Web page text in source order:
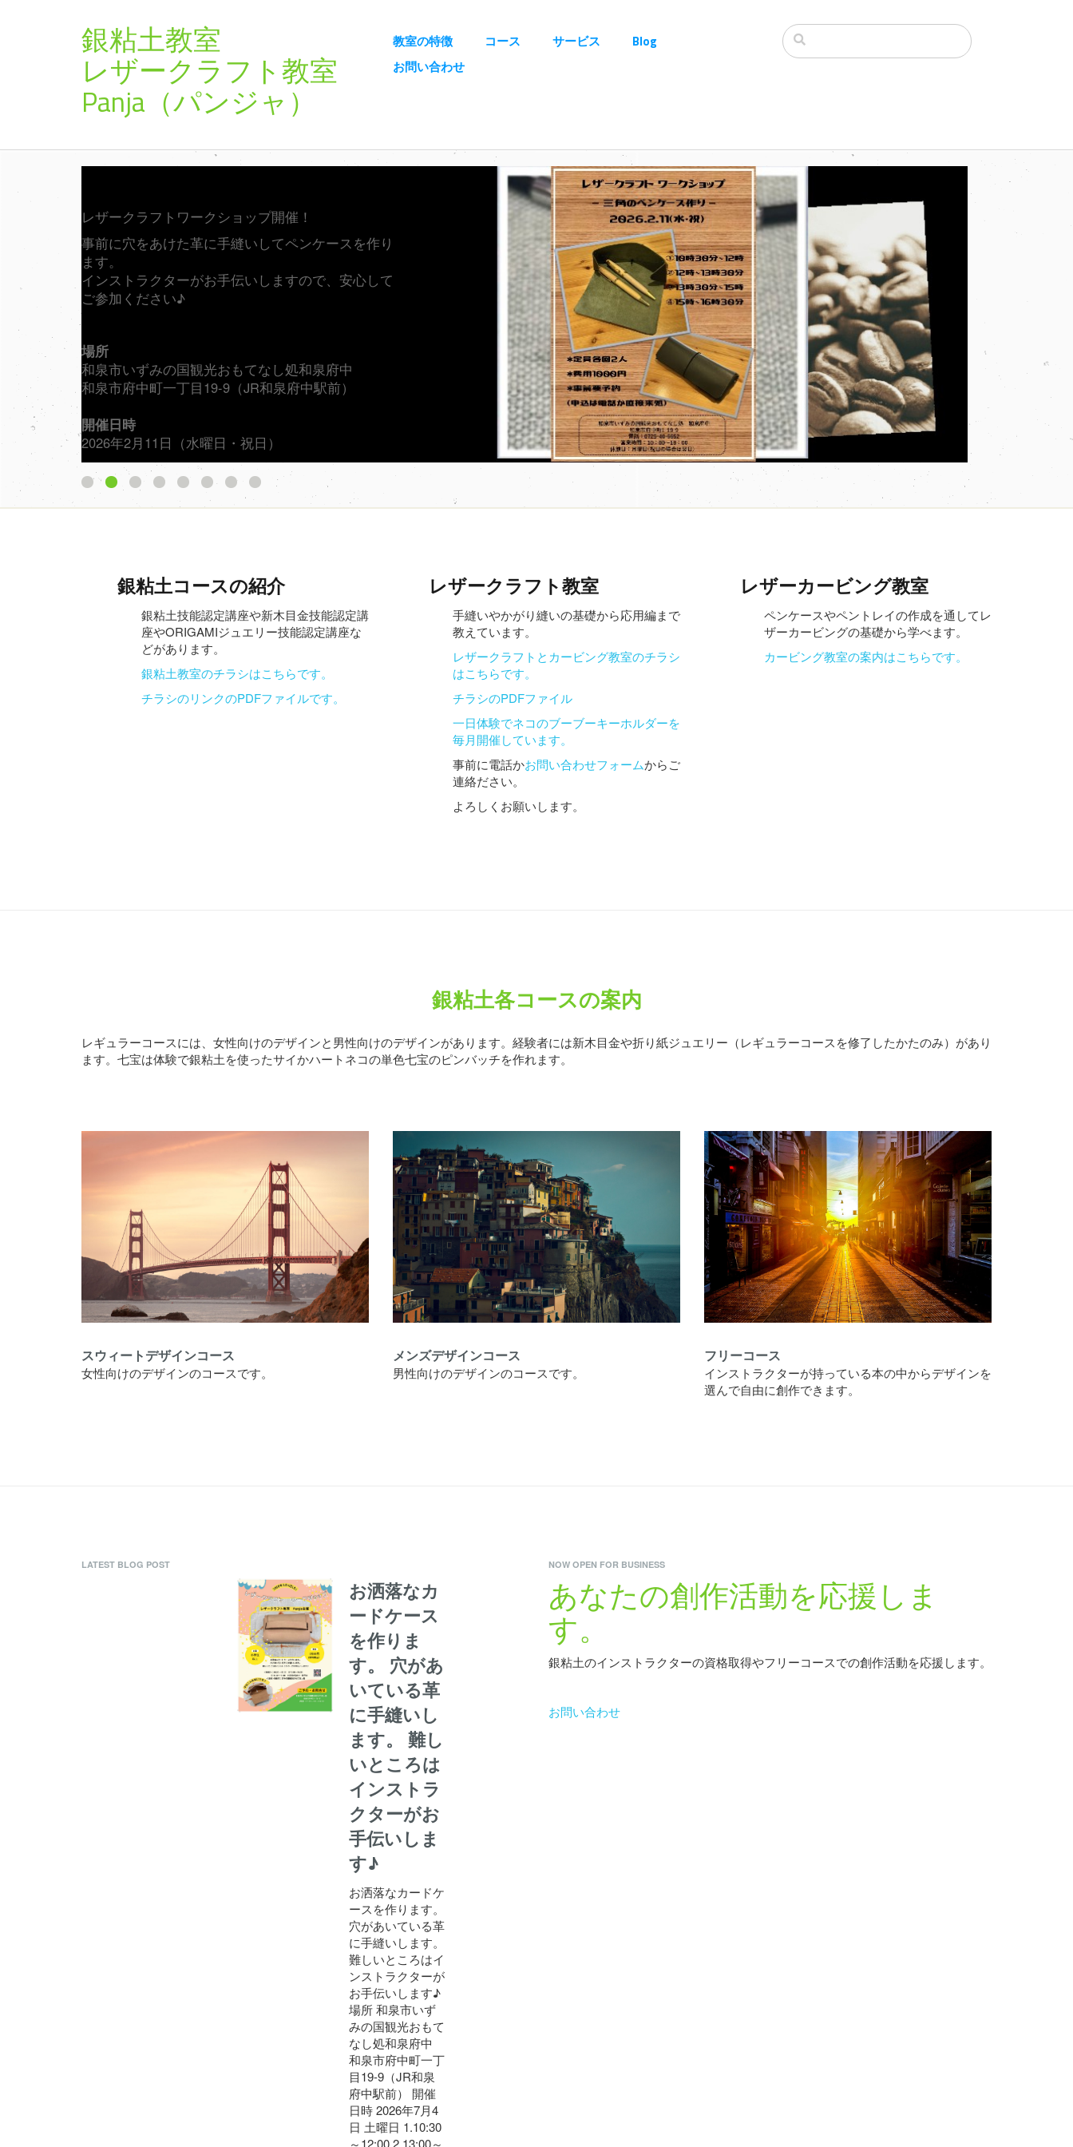
銀粘土教室
レザークラフト教室
Panja（パンジャ）
教室の特徴 コース サービス
Blog
お問い合わせ
場所
レザークラフトワークショップ開催！
事前に穴をあけた革に手縫いしてペンケースを作り
ます。
インストラクターがお手伝いしますので、安心して
ご参加ください♪
場所
和泉市いずみの国観光おもてなし処和泉府中
和泉市府中町一丁目19-9（JR和泉府中駅前）
開催日時
2026年2月11日（水曜日・祝日）
10時30分～12時
12時～13時30分
13時30分～15時
小学生以上
1000円（材料費込み）
電話（0725-40-5552）もしくは直接来処にて受付
1 2 3 4 5 8
銀粘⼟コースの紹介
銀粘⼟技能認定講座や新⽊目⾦技能認定講
座やORIGAMIジュエリー技能認定講座な
どがあります。
銀粘土教室のチラシはこちらです。
チラシのリンクのPDFファイルです。
レザークラフト教室
手縫いやかがり縫いの基礎から応用編まで
教えています。
レザークラフトとカービング教室のチラシ
はこちらです。
チラシのPDFファイル
一日体験でネコのブーブーキーホルダーを
毎月開催しています。
事前に電話かお問い合わせフォームからご
連絡ださい。
よろしくお願いします。
レザーカービング教室
ペンケースやペントレイの作成を通してレ
ザーカービングの基礎から学べます。
カービング教室の案内はこちらです。
銀粘土各コースの案内
レギュラーコースには、女性向けのデザインと男性向けのデザインがあります。経験者には新木目金や折り紙ジュエリー（レギュラーコースを修了したかたのみ）があり
ます。七宝は体験で銀粘土を使ったサイかハートネコの単色七宝のピンバッチを作れます。
スウィートデザインコース
⼥性向けのデザインのコースです。
メンズデザインコース
男性向けのデザインのコースです。
フリーコース
インストラクターが持っている本の中からデザインを
選んで自由に創作できます。
LATEST BLOG POST NOW OPEN FOR BUSINESS
お洒落なカ
ードケース
を作りま
す。 穴があ
いている革
に手縫いし
ます。 難し
いところは
インストラ
クターがお
手伝いしま
す♪
お洒落なカードケ
ースを作ります。
穴があいている革
に手縫いします。
難しいところはイ
ンストラクターが
お手伝いします♪
場所 和泉市いず
みの国観光おもて
なし処和泉府中
和泉市府中町一丁
目19-9（JR和泉
府中駅前） 開催
日時 2026年7月4
日 土曜日 1.10:30
あなたの創作活動を応援しま
す。
銀粘⼟のインストラクターの資格取得やフリーコースでの創作活動を応援します。
お問い合わせ